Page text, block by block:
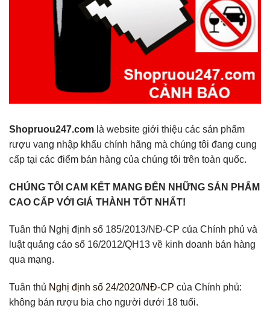
Shopruou247.com là website giới thiệu các sản phẩm
rượu vang nhập khẩu chính hãng mà chúng tôi đang cung
cấp tại các điểm bán hàng của chúng tôi trên toàn quốc.
CHÚNG TÔI CAM KẾT MANG ĐẾN NHỮNG SẢN PHẨM
CAO CẤP VỚI GIÁ THÀNH TỐT NHẤT!
Tuân thủ Nghị định số 185/2013/NĐ-CP của Chính phủ và
luật quảng cáo số 16/2012/QH13 về kinh doanh bán hàng
qua mạng.
Tuân thủ Nghị định số 24/2020/NĐ-CP của Chính phủ:
không bán rượu bia cho người dưới 18 tuổi.